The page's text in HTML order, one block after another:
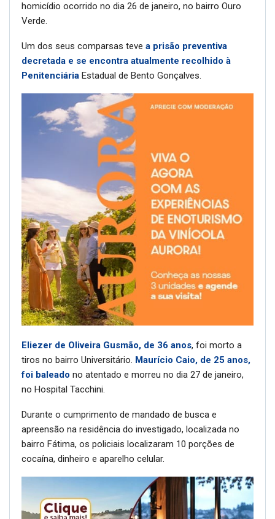
homicídio ocorrido no dia 26 de janeiro, no bairro Ouro
Verde.
Um dos seus comparsas teve a prisão preventiva
decretada e se encontra atualmente recolhido à
Penitenciária Estadual de Bento Gonçalves.
Eliezer de Oliveira Gusmão, de 36 anos, foi morto a
tiros no bairro Universitário. Maurício Caio, de 25 anos,
foi baleado no atentado e morreu no dia 27 de janeiro,
no Hospital Tacchini.
Durante o cumprimento de mandado de busca e
apreensão na residência do investigado, localizada no
bairro Fátima, os policiais localizaram 10 porções de
cocaína, dinheiro e aparelho celular.